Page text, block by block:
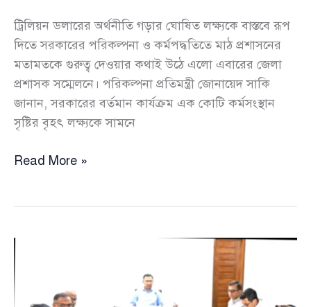
ট্রিলিয়ন ডলারের অর্থনীতি গড়ার ঘোষিত লক্ষ্যকে বাস্তবে রূপ
দিতে সরকারের পরিকল্পনা ও কর্মপদ্ধতিতে মাঠ প্রশাসনের
মতামতকে গুরুত্ব দেওয়ার কথাই উঠে এলো এবারের জেলা
প্রশাসক সম্মেলনে। পরিকল্পনা প্রতিমন্ত্রী জোনায়েদ সাকি
জানান, সরকারের বর্তমান কার্যক্রম এক কোটি কর্মসংস্থান
সৃষ্টির বৃহৎ লক্ষ্যকে সামনে
এক
সামনে
রেখে
মাঠ
প্রশাসনকে
Read More »